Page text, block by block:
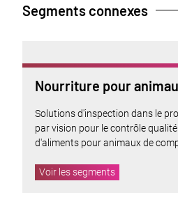
Segments connexes
Nourriture pour
Solutions d'inspection dans le
par vision pour le contrôle
d'aliments pour animaux de
Voir les segments